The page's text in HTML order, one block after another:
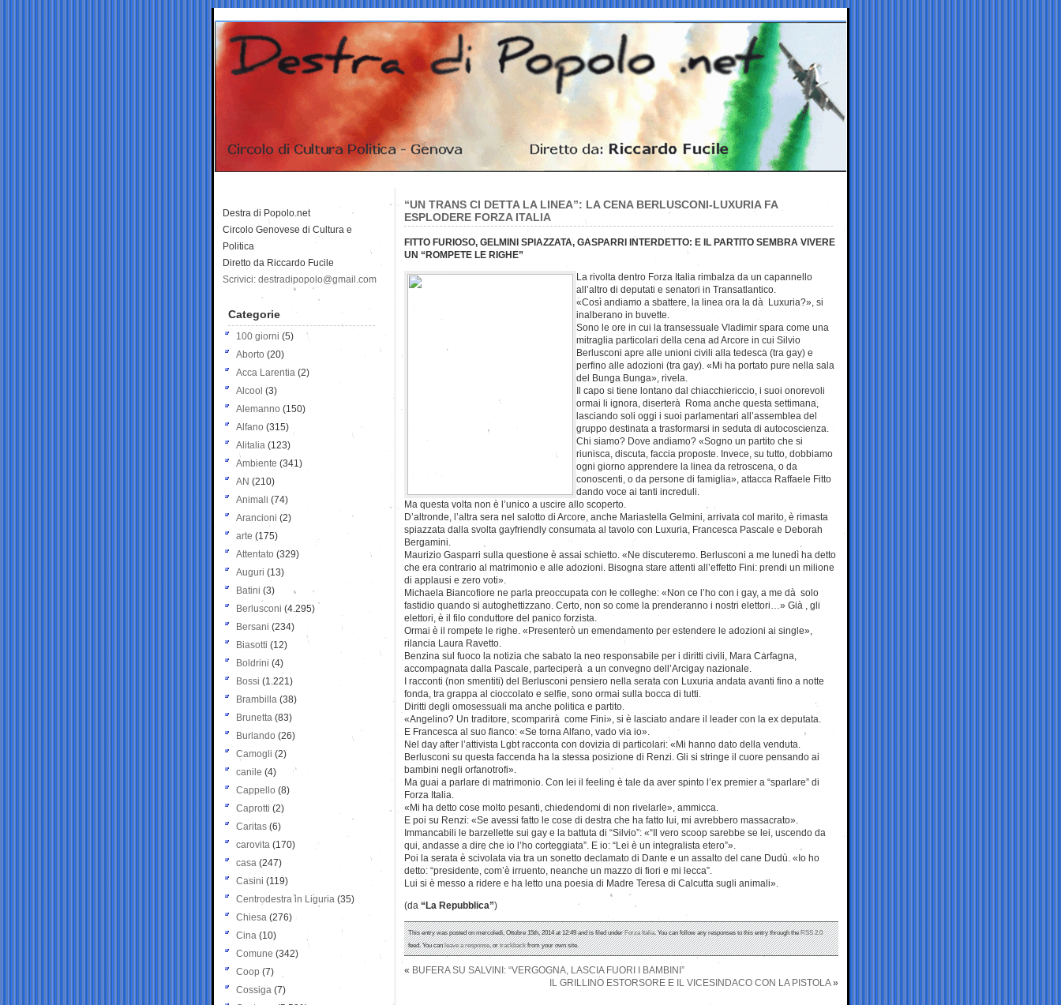
“UN TRANS CI DETTA LA LINEA”: LA CENA BERLUSCONI-LUXURIA FA
ESPLODERE FORZA ITALIA
FITTO FURIOSO, GELMINI SPIAZZATA, GASPARRI INTERDETTO: E IL PARTITO SEMBRA VIVERE
UN “ROMPETE LE RIGHE”
La rivolta dentro Forza Italia rimbalza da un capannello
all’altro di deputati e senatori in Transatlantico.
«Così andiamo a sbattere, la linea ora la dà Luxuria?», si
inalberano in buvette.
Sono le ore in cui la transessuale Vladimir spara come una
mitraglia particolari della cena ad Arcore in cui Silvio
Berlusconi apre alle unioni civili alla tedesca (tra gay) e
perfino alle adozioni (tra gay). «Mi ha portato pure nella sala
del Bunga Bunga», rivela.
Il capo si tiene lontano dal chiacchiericcio, i suoi onorevoli
ormai li ignora, diserterà Roma anche questa settimana,
lasciando soli oggi i suoi parlamentari all’assemblea del
gruppo destinata a trasformarsi in seduta di autocoscienza.
Chi siamo? Dove andiamo? «Sogno un partito che si
riunisca, discuta, faccia proposte. Invece, su tutto, dobbiamo
ogni giorno apprendere la linea da retroscena, o da
conoscenti, o da persone di famiglia», attacca Raffaele Fitto
dando voce ai tanti increduli.
Ma questa volta non è l’unico a uscire allo scoperto.
D’altronde, l’altra sera nel salotto di Arcore, anche Mariastella Gelmini, arrivata col marito, è rimasta
spiazzata dalla svolta gayfriendly consumata al tavolo con Luxuria, Francesca Pascale e Deborah
Bergamini.
Maurizio Gasparri sulla questione è assai schietto. «Ne discuteremo. Berlusconi a me lunedì ha detto
che era contrario al matrimonio e alle adozioni. Bisogna stare attenti all’effetto Fini: prendi un milione
di applausi e zero voti».
Michaela Biancofiore ne parla preoccupata con le colleghe: «Non ce l’ho con i gay, a me dà solo
fastidio quando si autoghettizzano. Certo, non so come la prenderanno i nostri elettori…» Già , gli
elettori, è il filo conduttore del panico forzista.
Ormai è il rompete le righe. «Presenterò un emendamento per estendere le adozioni ai single»,
rilancia Laura Ravetto.
Benzina sul fuoco la notizia che sabato la neo responsabile per i diritti civili, Mara Carfagna,
accompagnata dalla Pascale, parteciperà a un convegno dell’Arcigay nazionale.
I racconti (non smentiti) del Berlusconi pensiero nella serata con Luxuria andata avanti fino a notte
fonda, tra grappa al cioccolato e selfie, sono ormai sulla bocca di tutti.
Diritti degli omosessuali ma anche politica e partito.
«Angelino? Un traditore, scomparirà come Fini», si è lasciato andare il leader con la ex deputata.
E Francesca al suo fianco: «Se torna Alfano, vado via io».
Nel day after l’attivista Lgbt racconta con dovizia di particolari: «Mi hanno dato della venduta.
Berlusconi su questa faccenda ha la stessa posizione di Renzi. Gli si stringe il cuore pensando ai
bambini negli orfanotrofi».
Ma guai a parlare di matrimonio. Con lei il feeling è tale da aver spinto l’ex premier a “sparlare” di
Forza Italia.
«Mi ha detto cose molto pesanti, chiedendomi di non rivelarle», ammicca.
E poi su Renzi: «Se avessi fatto le cose di destra che ha fatto lui, mi avrebbero massacrato».
Immancabili le barzellette sui gay e la battuta di “Silvio”: «“Il vero scoop sarebbe se lei, uscendo da
qui, andasse a dire che io l’ho corteggiata”. E io: “Lei è un integralista etero”».
Poi la serata è scivolata via tra un sonetto declamato di Dante e un assalto del cane Dudù. «Io ho
detto: “presidente, com’è irruento, neanche un mazzo di fiori e mi lecca”.
Lui si è messo a ridere e ha letto una poesia di Madre Teresa di Calcutta sugli animali».
(da “La Repubblica”)
This entry was posted on mercoledì, Ottobre 15th, 2014 at 12:49 and is filed underForza Italia. You can follow any responses to this entry through theRSS 2.0
feed. You canleave a response, ortrackbackfrom your own site.
« BUFERA SU SALVINI: “VERGOGNA, LASCIA FUORI I BAMBINI”
IL GRILLINO ESTORSORE E IL VICESINDACO CON LA PISTOLA»
Destra di Popolo.net
Circolo Genovese di Cultura e
Politica
Diretto da Riccardo Fucile
Scrivici: destradipopolo@gmail.com
Categorie
100 giorni (5)
Aborto (20)
Acca Larentia (2)
Alcool (3)
Alemanno (150)
Alfano (315)
Alitalia (123)
Ambiente (341)
AN (210)
Animali (74)
Arancioni (2)
arte (175)
Attentato (329)
Auguri (13)
Batini (3)
Berlusconi (4.295)
Bersani (234)
Biasotti (12)
Boldrini (4)
Bossi (1.221)
Brambilla (38)
Brunetta (83)
Burlando (26)
Camogli (2)
canile (4)
Cappello (8)
Caprotti (2)
Caritas (6)
carovita (170)
casa (247)
Casini (119)
Centrodestra in Liguria (35)
Chiesa (276)
Cina (10)
Comune (342)
Coop (7)
Cossiga (7)